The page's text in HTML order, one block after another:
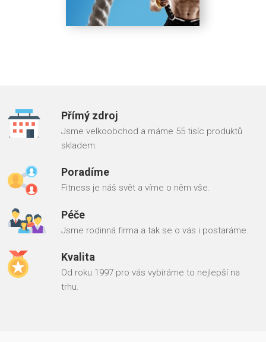
Přímý zdroj
Jsme velkoobchod a máme 55 tisíc produktů
skladem.
Poradíme
Fitness je náš svět a víme o něm vše.
Péče
Jsme rodinná firma a tak se o vás i postaráme.
Kvalita
Od roku 1997 pro vás vybíráme to nejlepší na
trhu.